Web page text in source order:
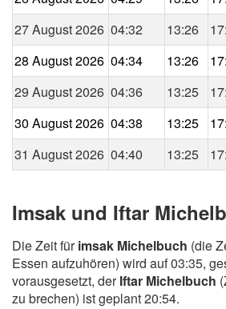
27 August 2026 04:32 13:26
28 August 2026 04:34 13:26
29 August 2026 04:36 13:25
30 August 2026 04:38 13:25
31 August 2026 04:40 13:25
Imsak und Iftar
Die Zeit fürimsak Michelbuch (die
Essen aufzuhören) wird auf 03:35,
vorausgesetzt, derIftar Michelbuch
zu brechen) ist geplant 20:54.